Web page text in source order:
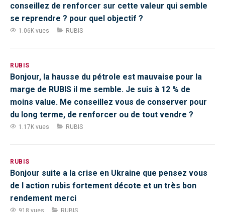
conseillez de renforcer sur cette valeur qui semble
se reprendre ? pour quel objectif ?
1.06K vues RUBIS
RUBIS
Bonjour, la hausse du pétrole est mauvaise pour la
marge de RUBIS il me semble. Je suis à 12 % de
moins value. Me conseillez vous de conserver pour
du long terme, de renforcer ou de tout vendre ?
1.17K vues RUBIS
RUBIS
Bonjour suite a la crise en Ukraine que pensez vous
de l action rubis fortement décote et un très bon
rendement merci
918 vues RUBIS